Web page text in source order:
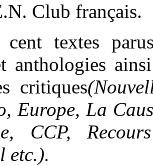
Club français.
textes
anthologies
critiques
Europe, La
CCP,
etc.).